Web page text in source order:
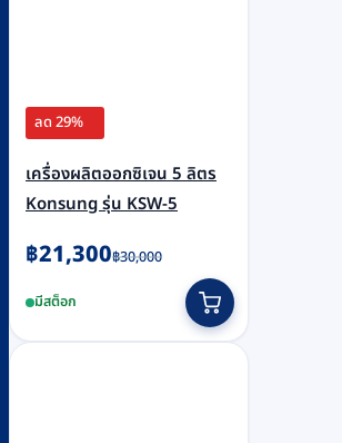
ลด 29%
เครื่องผลิตออกซิเจน 5 ลิตร
Konsung รุ่น KSW-5
฿30,000
Original
was:
฿30,000.
฿21,300
Current
is:
฿21,300.
มีสต็อก